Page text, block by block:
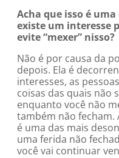
Acha que isso é
existe um interesse
evite “mexer” nisso?
Não é por causa da
depois. Ela é
interesses, as
coisas das quais não
enquanto você não
também não fecham.
é uma das mais
uma ferida não
você vai continuar